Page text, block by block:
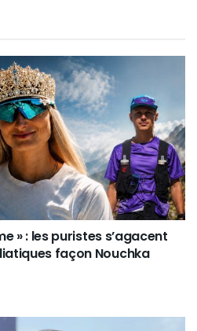
» : les puristes s’agacent
façon Nouchka